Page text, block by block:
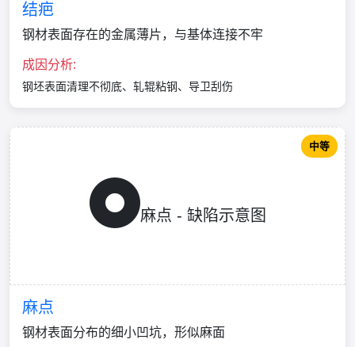
结疤
钢材表面存在的金属薄片，与基体连接不牢
成因分析:
钢坯表面清理不彻底、轧辊粘钢、导卫刮伤
麻点 - 缺陷示意图
中等
麻点
钢材表面分布的细小凹坑，形似麻面